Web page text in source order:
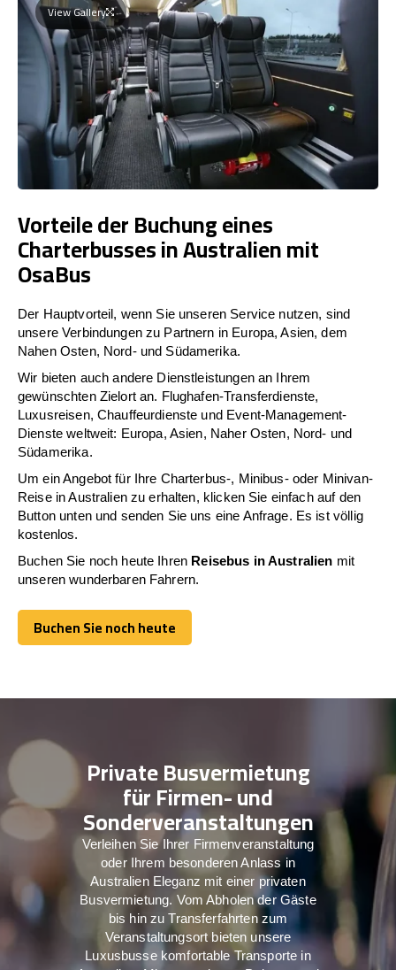
View Gallery
Vorteile der Buchung eines
Charterbusses in Australien mit
OsaBus
Der Hauptvorteil, wenn Sie unseren Service nutzen, sind
unsere Verbindungen zu Partnern in Europa, Asien, dem
Nahen Osten, Nord- und Südamerika.
Wir bieten auch andere Dienstleistungen an Ihrem
gewünschten Zielort an. Flughafen-Transferdienste,
Luxusreisen, Chauffeurdienste und Event-Management-
Dienste weltweit: Europa, Asien, Naher Osten, Nord- und
Südamerika.
Um ein Angebot für Ihre Charterbus-, Minibus- oder Minivan-
Reise in Australien zu erhalten, klicken Sie einfach auf den
Button unten und senden Sie uns eine Anfrage. Es ist völlig
kostenlos.
Buchen Sie noch heute Ihren Reisebus in Australien mit
unseren wunderbaren Fahrern.
Buchen Sie noch heute
Buchen Sie noch heute
Private Busvermietung
für Firmen- und
Sonderveranstaltungen
Verleihen Sie Ihrer Firmenveranstaltung
oder Ihrem besonderen Anlass in
Australien Eleganz mit einer privaten
Busvermietung. Vom Abholen der Gäste
bis hin zu Transferfahrten zum
Veranstaltungsort bieten unsere
Luxusbusse komfortable Transporte in